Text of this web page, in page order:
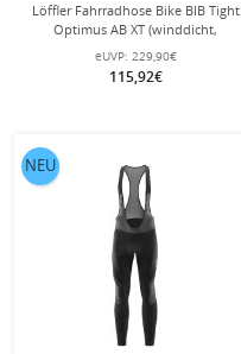
Löffler Fahrradhose Bike BIB Tight
Optimus AB XT (winddicht,
wärmeisolierend) lang schwarz
Herren
eUVP: 229,90€
115,92€
NEU